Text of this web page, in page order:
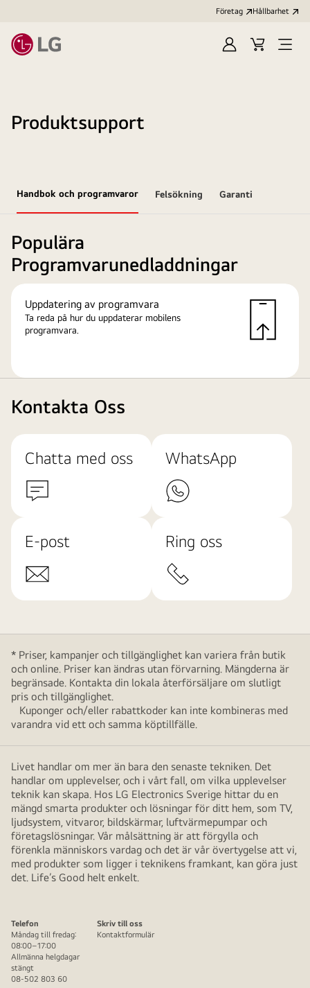
Företag Hållbarhet
LoggaKundvagn
Produktsupport
Handbok och programvaror Felsökning Garanti
Populära
Programvarunedladdningar
Uppdatering av programvara
Ta reda på hur du uppdaterar mobilens
programvara.
Kontakta Oss
Chatta med oss WhatsApp
E-post Ring oss
* Priser, kampanjer och tillgänglighet kan variera från butik
och online. Priser kan ändras utan förvarning. Mängderna är
begränsade. Kontakta din lokala återförsäljare om slutligt
pris och tillgänglighet.
Kuponger och/eller rabattkoder kan inte kombineras med
varandra vid ett och samma köptillfälle.
Livet handlar om mer än bara den senaste tekniken. Det
handlar om upplevelser, och i vårt fall, om vilka upplevelser
teknik kan skapa. Hos LG Electronics Sverige hittar du en
mängd smarta produkter och lösningar för ditt hem, som TV,
ljudsystem, vitvaror, bildskärmar, luftvärmepumpar och
företagslösningar. Vår målsättning är att förgylla och
förenkla människors vardag och det är vår övertygelse att vi,
med produkter som ligger i teknikens framkant, kan göra just
det. Life’s Good helt enkelt.
Telefon
Måndag till fredag:
08:00–17:00
Allmänna helgdagar
stängt
08-502 803 60
Skriv till oss
Kontaktformulär